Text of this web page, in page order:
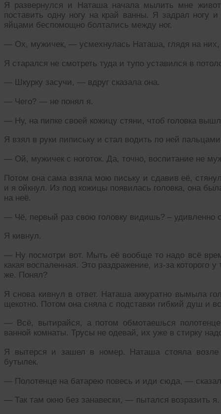
Я развернулся и Наташа начала мылить мне
поставить одну ногу на край ванны. Я задрал
яйцами беспомощно болтались между ног.
— Ох, мужичек, — усмехнулась Наташа, глядя на
Я старался не смотреть туда и тупо уставился в
— Шкурку засучи, — вдруг сказала она.
— Чего? — не понял я.
— Ну, на пипке своей кожицу стяни, чтоб головка
Я взял в руки пипиську и стал водить по ней
— Ой, мужичек с ноготок. Да, точно, воспитание не
Потом она сама взяла мою письку и сдавив её,
и я ойкнул. Из под кожицы появилась головка, она
на неё.
— Чё, первый раз свою головку видишь? – удивленно
Я кивнул.
— Ну посмотри вот. Мыть её вообще то надо всё
какая воспаленная. Это раздражение, из-за которого
же. Понял?
Я снова кивнул в ответ. Наташа аккуратно вымыла
щекотно. Потом она сняла с подставки гибкий душ и
— Всё, вытирайся, а потом обмотаешься
ванной комнаты. Трусы не одевай, их уже в стирку
Я вытерся и зашел в номер. Наташа стояла возле
бутылек.
— Полотенце на батарею повесь и иди сюда, —
— Так там окно без занавески, — пытался возразить